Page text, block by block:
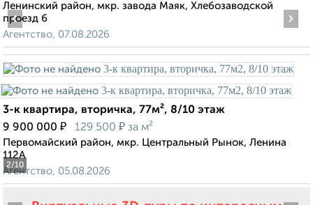
Ленинский район, мкр. завода Маяк, Хлебозаводской
проезд 6
Агентство, 07.08.2026
2/10
‹ ›
3-к квартира, вторичка, 77м², 8/10 этаж
9 900 000 ₽ 129 500 ₽ за м²
Первомайский район, мкр. Центральный Рынок, Ленина
112А
Агентство, 05.08.2026